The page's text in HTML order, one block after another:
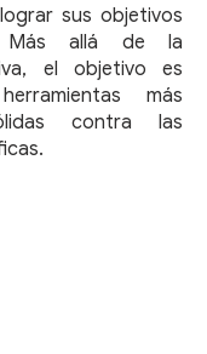
sus objetivos
Más allá de la
el objetivo es
más
contra las